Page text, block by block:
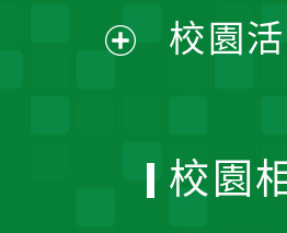
單
校園
校園